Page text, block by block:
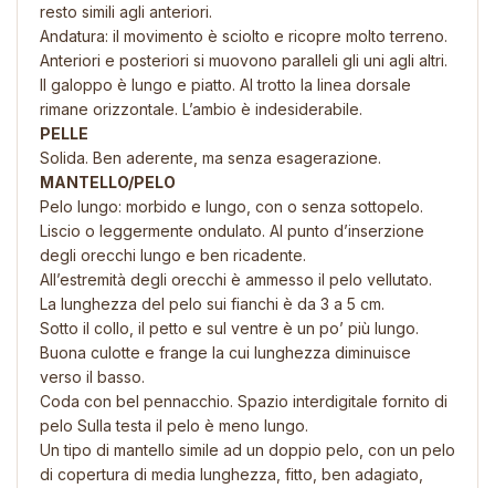
resto simili agli anteriori.
Andatura: il movimento è sciolto e ricopre molto terreno.
Anteriori e posteriori si muovono paralleli gli uni agli altri.
Il galoppo è lungo e piatto. Al trotto la linea dorsale
rimane orizzontale. L’ambio è indesiderabile.
PELLE
Solida. Ben aderente, ma senza esagerazione.
MANTELLO/PELO
Pelo lungo: morbido e lungo, con o senza sottopelo.
Liscio o leggermente ondulato. Al punto d’inserzione
degli orecchi lungo e ben ricadente.
All’estremità degli orecchi è ammesso il pelo vellutato.
La lunghezza del pelo sui fianchi è da 3 a 5 cm.
Sotto il collo, il petto e sul ventre è un po’ più lungo.
Buona culotte e frange la cui lunghezza diminuisce
verso il basso.
Coda con bel pennacchio. Spazio interdigitale fornito di
pelo Sulla testa il pelo è meno lungo.
Un tipo di mantello simile ad un doppio pelo, con un pelo
di copertura di media lunghezza, fitto, ben adagiato,